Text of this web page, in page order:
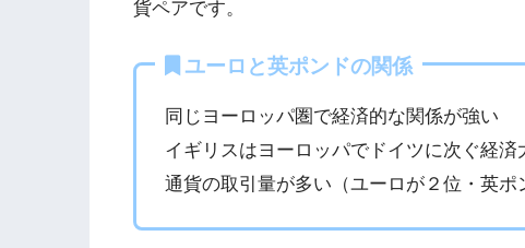
貨ペアです。
ユーロと英ポンドの関係
同じヨーロッパ圏で経済的な関係が強い
イギリスはヨーロッパでドイツに次ぐ経済
通貨の取引量が多い（ユーロが２位・英ポ